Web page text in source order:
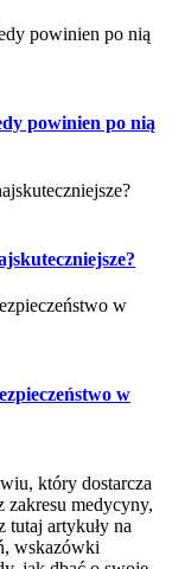
powinien po nią
w
który dostarcza
medycyny,
tutaj artykuły na
wskazówki